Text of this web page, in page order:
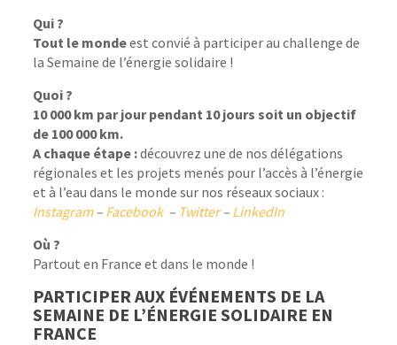
Qui ?
Tout le mondeest convié à participer au challenge de
la Semaine de l’énergie solidaire !
Quoi ?
10 000 km par jour pendant 10 jours soit un objectif
de 100 000 km.
A chaque étape :découvrez une de nos délégations
régionales et les projets menés pour l’accès à l’énergie
et à l’eau dans le monde sur nos réseaux sociaux :
Instagram– Facebook– Twitter– LinkedIn
Où ?
Partout en France et dans le monde !
PARTICIPER AUX ÉVÉNEMENTS DE LA
SEMAINE DE L’ÉNERGIE SOLIDAIRE EN
FRANCE